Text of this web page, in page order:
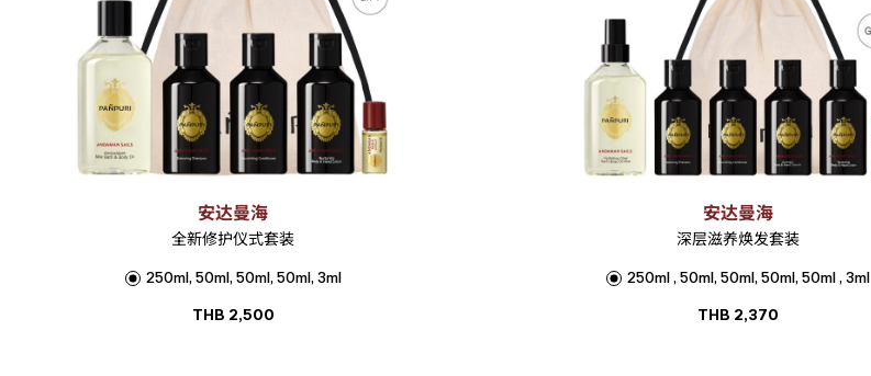
安达曼海
全新修护仪式套装
250ml, 50ml, 50ml, 50ml, 3ml
THB 2,500
安达曼海
深层滋养焕发套装
250ml , 50ml, 50ml, 50ml, 50ml , 3ml
THB 2,370